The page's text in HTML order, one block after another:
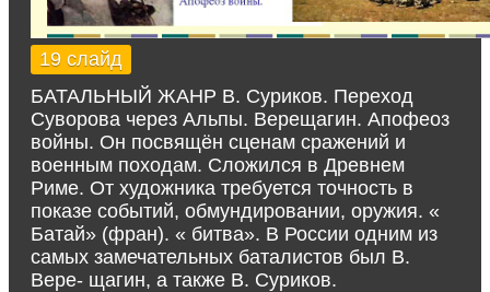
19 слайд
БАТАЛЬНЫЙ ЖАНР В. Суриков. Переход
Суворова через Альпы. Верещагин. Апофеоз
войны. Он посвящён сценам сражений и
военным походам. Сложился в Древнем
Риме. От художника требуется точность в
показе событий, обмундировании, оружия. «
Батай» (фран). « битва». В России одним из
самых замечательных баталистов был В.
Вере- щагин, а также В. Суриков.